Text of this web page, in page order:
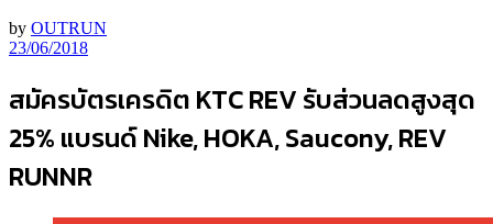
by OUTRUN
23/06/2018
สมัครบัตรเครดิต KTC REV รับส่วนลดสูงสุด
25% แบรนด์ Nike, HOKA, Saucony, REV
RUNNR